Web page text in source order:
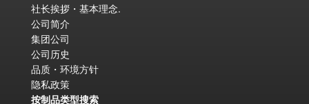
社长挨拶・基本理念.
公司简介
集团公司
公司历史
品质・环境方针
隐私政策
按制品类型搜索